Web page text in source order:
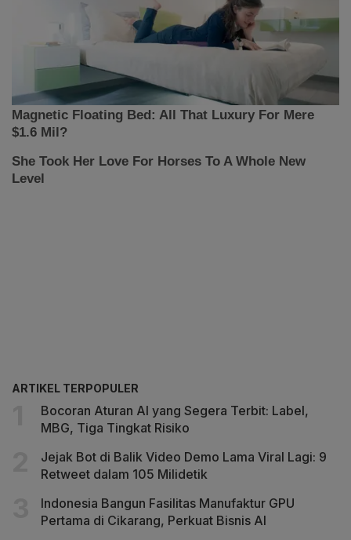
ARTIKEL TERPOPULER
Bocoran Aturan AI yang Segera Terbit: Label,
MBG, Tiga Tingkat Risiko
Jejak Bot di Balik Video Demo Lama Viral Lagi: 9
Retweet dalam 105 Milidetik
Indonesia Bangun Fasilitas Manufaktur GPU
Pertama di Cikarang, Perkuat Bisnis AI